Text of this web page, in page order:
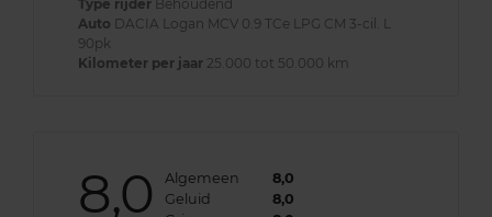
Type rijder Behoudend
Auto DACIA Logan MCV 0.9 TCe LPG CM 3-cil. L
90pk
Kilometer per jaar 25.000 tot 50.000 km
8,0 Algemeen
8,0
Geluid
8,0